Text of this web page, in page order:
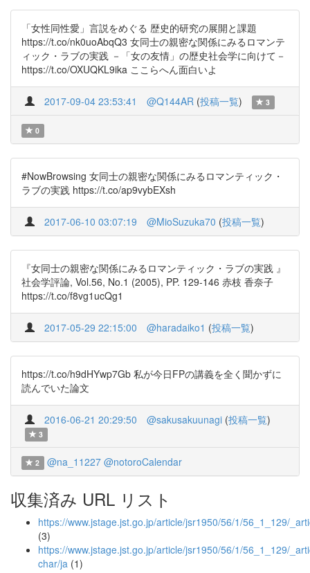
「女性同性愛」言説をめぐる 歴史的研究の展開と課題
https://t.co/nk0uoAbqQ3 女同士の親密な関係にみるロマンテ
ィック・ラブの実践 －「女の友情」の歴史社会学に向けて－
https://t.co/OXUQKL9ika ここらへん面白いよ
2017-09-04 23:53:41 @Q144AR (投稿一覧) 3
0
#NowBrowsing 女同士の親密な関係にみるロマンティック・
ラブの実践 https://t.co/ap9vybEXsh
2017-06-10 03:07:19 @MioSuzuka70 (投稿一覧)
『女同士の親密な関係にみるロマンティック・ラブの実践 』
社会学評論, Vol.56, No.1 (2005), PP. 129-146 赤枝 香奈子
https://t.co/f8vg1ucQg1
2017-05-29 22:15:00 @haradaiko1 (投稿一覧)
https://t.co/h9dHYwp7Gb 私が今日FPの講義を全く聞かずに
読んでいた論文
2016-06-21 20:29:50 @sakusakuunagi (投稿一覧)
3
2 @na_11227 @notoroCalendar
収集済み URL リスト
https://www.jstage.jst.go.jp/article/jsr1950/56/1/56_1_129/
(3)
https://www.jstage.jst.go.jp/article/jsr1950/56/1/56_1_129/
char/ja (1)